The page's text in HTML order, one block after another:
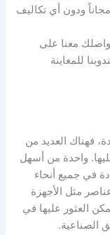
ودون أي تكاليف
معنا على
للمعاينة
فهناك العديد من
واحدة من أسهل
في جميع أنحاء
مثل الأجهزة
العثور عليها في
الصناعية.